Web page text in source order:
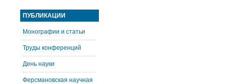
ПУБЛИКАЦИИ
Монографии и статьи
Труды конференций
День науки
Ферсмановская научная